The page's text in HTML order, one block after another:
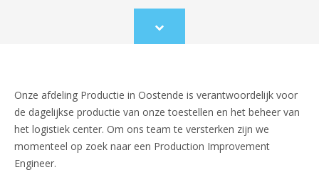
Scroll
to
Onze afdeling Productie in Oostende is verantwoordelijk voor
de dagelijkse productie van onze toestellen en het beheer van
het logistiek center. Om ons team te versterken zijn we
momenteel op zoek naar een Production Improvement
Engineer.